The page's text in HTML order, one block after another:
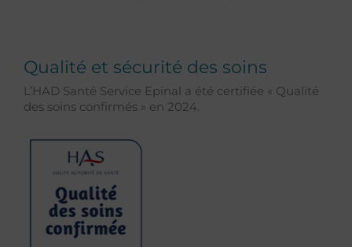
Qualité et sécurité des soins
L’HAD Santé Service Epinal a été certifiée « Qualité
des soins confirmés » en 2024.